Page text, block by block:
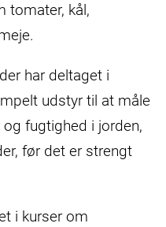
tomater, kål,
har deltaget i
udstyr til at måle
fugtighed i jorden,
før det er strengt
i kurser om